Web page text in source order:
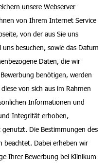
unsere Webserver
von Ihrem Internet Service
von der aus Sie uns
besuchen, sowie das Datum
Daten, die wir
benötigen, werden
von sich aus im Rahmen
Informationen und
Integrität erhoben,
Die Bestimmungen des
beachtet. Dabei erheben wir
Ihrer Bewerbung bei Klinikum